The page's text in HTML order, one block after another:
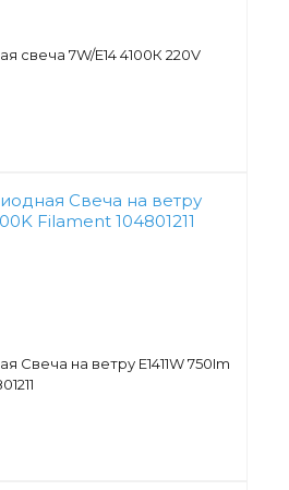
свеча 7W/Е14 4100К 220V
Свеча на ветру Е1411W 750Im